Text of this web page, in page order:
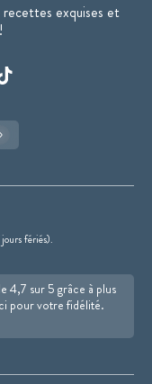
recettes exquises et
fériés).
4,7 sur 5 grâce à plus
pour votre fidélité.